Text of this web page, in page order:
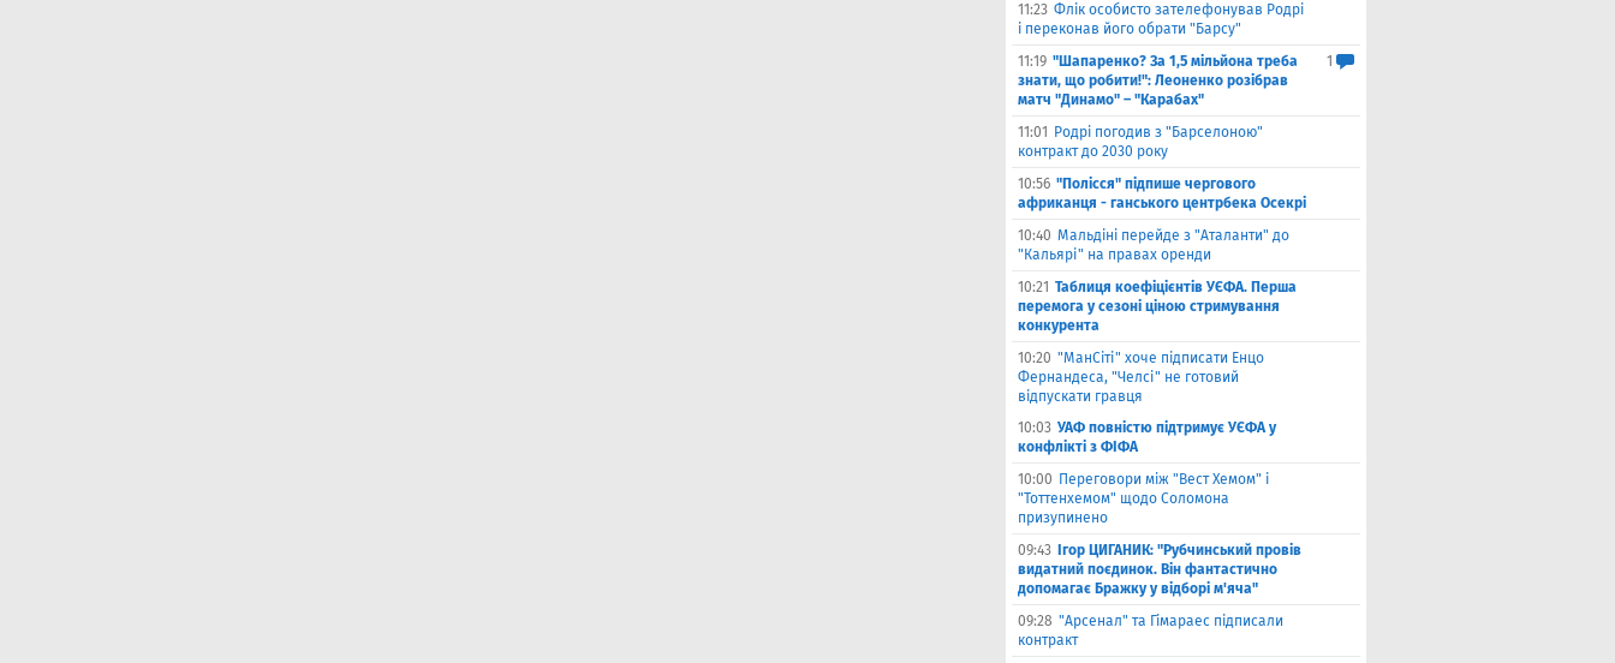
11:23 Флік особисто зателефонував Родрі
і переконав його обрати "Барсу"
11:19 "Шапаренко? За 1,5 мільйона треба
знати, що робити!": Леоненко розібрав
матч "Динамо" – "Карабах"
1
11:01
Родрі погодив з "Барселоною"
контракт до 2030 року
10:56 "Полісся" підпише чергового
африканця - ганського центрбека Осекрі
10:40 Мальдіні перейде з "Аталанти" до
"Кальярі" на правах оренди
10:21 Таблиця коефіцієнтів УЄФА. Перша
перемога у сезоні ціною стримування
конкурента
10:20 "МанСіті" хоче підписати Енцо
Фернандеса, "Челсі" не готовий
відпускати гравця
10:03 УАФ повністю підтримує УЄФА у
конфлікті з ФІФА
10:00 Переговори між "Вест Хемом" і
"Тоттенхемом" щодо Соломона
призупинено
09:43
Ігор ЦИГАНИК: "Рубчинський провів
видатний поєдинок. Він фантастично
допомагає Бражку у відборі м'яча"
09:28 "Арсенал" та Гімараес підписали
контракт